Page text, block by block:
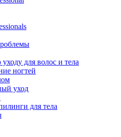
для волос и тела
ногтей
уход
для тела